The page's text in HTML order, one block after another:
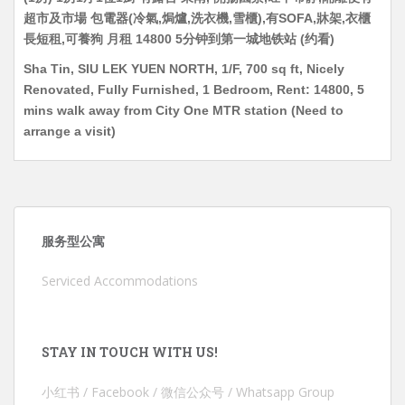
超市及市場 包電器(冷氣,焗爐,洗衣機,雪櫃),有SOFA,牀架,衣櫃
長短租,可養狗 月租 14800 5分钟到第一城地铁站 (约看)
Sha Tin, SIU LEK YUEN NORTH, 1/F, 700 sq ft, Nicely
Renovated, Fully Furnished, 1 Bedroom, Rent: 14800, 5
mins walk away from City One MTR station (Need to
arrange a visit)
服务型公寓
Serviced Accommodations
STAY IN TOUCH WITH US!
小红书 / Facebook / 微信公众号 / Whatsapp Group